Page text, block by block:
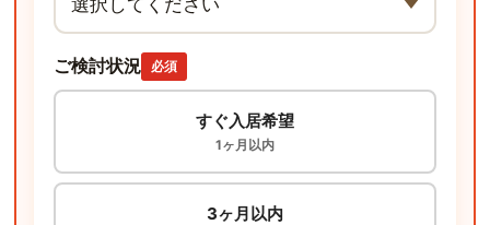
ご検討状況 必須
すぐ入居希望
1ヶ月以内
3ヶ月以内